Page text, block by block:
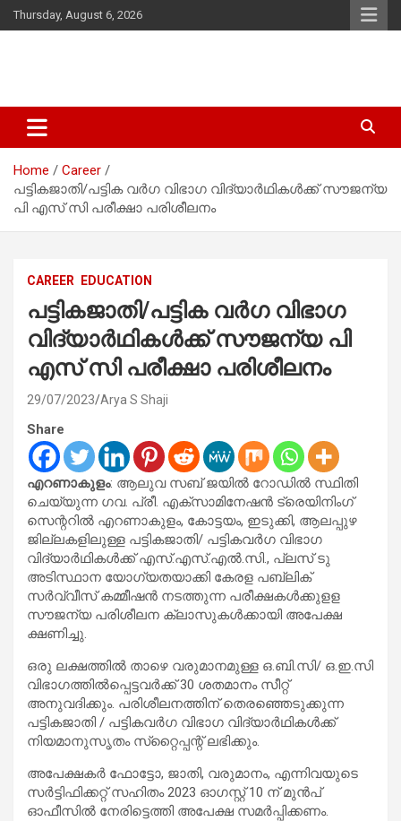
Skip
to
Thursday, August 6, 2026
Sarkardaily : Breaking News |
Latest Malayalam News | Latest
English News
India. Politics News Events. Sports News. Movie News. Lifestyle
News.
Home
Career
പട്ടികജാതി/പട്ടിക വർഗ വിഭാഗ വിദ്യാർഥികൾക്ക് സൗജന്യ
പി എസ് സി പരീക്ഷാ പരിശീലനം
CAREER EDUCATION
പട്ടികജാതി/പട്ടിക വർഗ വിഭാഗ
വിദ്യാർഥികൾക്ക് സൗജന്യ പി
എസ് സി പരീക്ഷാ പരിശീലനം
29/07/2023 Arya S Shaji
Share
എറണാകുളം: ആലുവ സബ് ജയിൽ റോഡിൽ സ്ഥിതി
ചെയ്യുന്ന ഗവ. പ്രീ. എക്‌സാമിനേഷൻ ട്രെയിനിംഗ്
സെന്ററിൽ എറണാകുളം, കോട്ടയം, ഇടുക്കി, ആലപ്പുഴ
ജില്ലകളിലുള്ള പട്ടികജാതി/ പട്ടികവർഗ വിഭാഗ
വിദ്യാർഥികൾക്ക് എസ്.എസ്.എൽ.സി., പ്ലസ് ടു
അടിസ്ഥാന യോഗ്യതയാക്കി കേരള പബ്ലിക്
സർവ്വീസ് കമ്മീഷൻ നടത്തുന്ന പരീക്ഷകൾക്കുളള
സൗജന്യ പരിശീലന ക്ലാസുകൾക്കായി അപേക്ഷ
ക്ഷണിച്ചു.
ഒരു ലക്ഷത്തിൽ താഴെ വരുമാനമുള്ള ഒ.ബി.സി/ ഒ.ഇ.സി
വിഭാഗത്തിൽപ്പെട്ടവർക്ക് 30 ശതമാനം സീറ്റ്
അനുവദിക്കും. പരിശീലനത്തിന് തെരഞ്ഞെടുക്കുന്ന
പട്ടികജാതി / പട്ടികവർഗ വിഭാഗ വിദ്യാർഥികൾക്ക്
നിയമാനുസൃതം സ്‌റ്റൈപ്പന്റ് ലഭിക്കും.
അപേക്ഷകർ ഫോട്ടോ, ജാതി, വരുമാനം, എന്നിവയുടെ
സർട്ടിഫിക്കറ്റ് സഹിതം 2023 ഓഗസ്റ്റ് 10 ന് മുൻപ്
ഓഫീസിൽ നേരിട്ടെത്തി അപേക്ഷ സമർപ്പിക്കണം.